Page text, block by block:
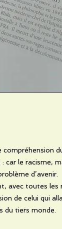
car le racisme,
d’avenir.
avec toutes les
de celui qui
du tiers monde.